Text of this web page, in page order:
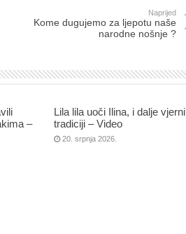
Naprijed
Kome dugujemo za ljepotu naše
narodne nošnje ?
–
Lila lila uoči Ilina, i dalje vjerni
tradiciji – Video
20. srpnja 2026.